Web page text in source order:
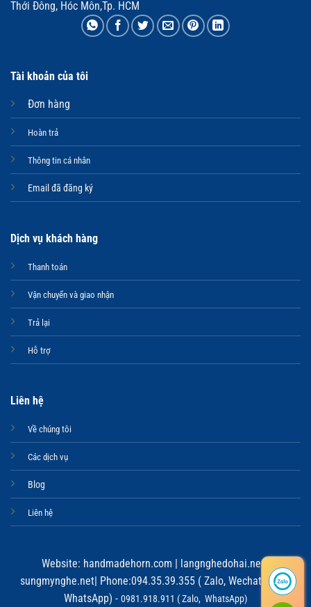
Thới Đông, Hóc Môn,Tp. HCM
Tài khoản của tôi
Đơn hàng
Hoàn trả
Thông tin cá nhân
Email đã đăng ký
Dịch vụ khách hàng
Thanh toán
Vận chuyển và giao nhận
Trả lại
Hỗ trợ
Liên hệ
Về chúng tôi
Các dịch vụ
Blog
Liên hệ
Website: handmadehorn.com | langnghedohai.net
sungmynghe.net| Phone:094.35.39.355 ( Zalo, Wechat, Viber,
WhatsApp) - 0981.918.911 ( Zalo, WhatsApp)